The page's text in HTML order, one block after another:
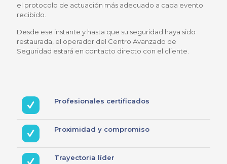
el protocolo de actuación más adecuado a cada evento
recibido.
Desde ese instante y hasta que su seguridad haya sido
restaurada, el operador del Centro Avanzado de
Seguridad estará en contacto directo con el cliente.
Profesionales certificados
Proximidad y compromiso
Trayectoria líder